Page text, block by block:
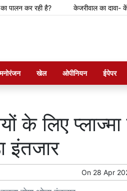
कर रही है? केजरीवाल का दावा- केंद्र
खेल ओपीनियन ईपेपर
के लिए प्लाज्मा
इंतजार
On 28 Apr